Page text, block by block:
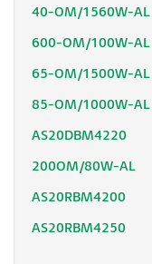
40-OM/1560W-AL
600-OM/100W-AL
65-OM/1500W-AL
85-OM/1000W-AL
AS20DBM4220
200OM/80W-AL
AS20RBM4200
AS20RBM4250